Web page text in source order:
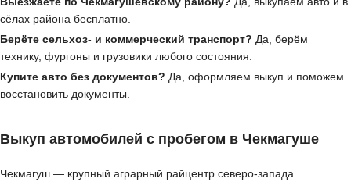
сёлах района бесплатно.
Берёте сельхоз- и коммерческий транспорт? Да, берём
технику, фургоны и грузовики любого состояния.
Купите авто без документов? Да, оформляем выкуп и поможем
восстановить документы.
Выкуп автомобилей с пробегом в Чекмагуше
Чекмагуш — крупный аграрный райцентр северо-запада